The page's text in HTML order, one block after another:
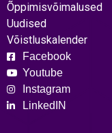
Õppimisvõimalused
Uudised
Võistluskalender
Facebook
Youtube
Instagram
LinkedIN